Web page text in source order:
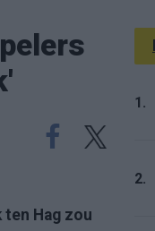
Hag zou
1.
2.